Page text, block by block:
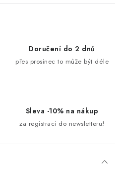
Doručení do 2 dnů
přes prosinec to může být déle
Sleva -10% na nákup
za registraci do newsletteru!